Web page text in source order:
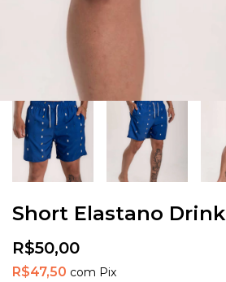
Short Elastano Drink
R$50,00
R$47,50 com Pix